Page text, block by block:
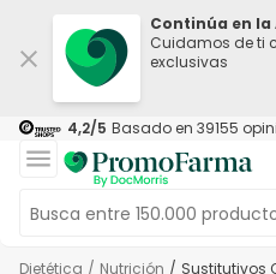
Continúa en la
Cuidamos de ti
exclusivas
4,2/5 Basado en 39155
Dietética / Nutrición /